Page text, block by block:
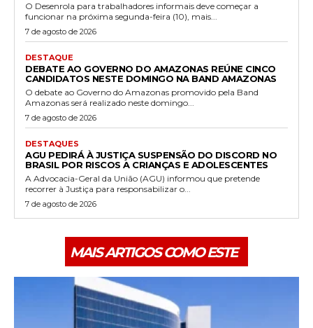
O Desenrola para trabalhadores informais deve começar a
funcionar na próxima segunda-feira (10), mais...
7 de agosto de 2026
DESTAQUE
DEBATE AO GOVERNO DO AMAZONAS REÚNE CINCO
CANDIDATOS NESTE DOMINGO NA BAND AMAZONAS
O debate ao Governo do Amazonas promovido pela Band
Amazonas será realizado neste domingo...
7 de agosto de 2026
DESTAQUES
AGU PEDIRÁ À JUSTIÇA SUSPENSÃO DO DISCORD NO
BRASIL POR RISCOS A CRIANÇAS E ADOLESCENTES
A Advocacia-Geral da União (AGU) informou que pretende
recorrer à Justiça para responsabilizar o...
7 de agosto de 2026
MAIS ARTIGOS COMO ESTE